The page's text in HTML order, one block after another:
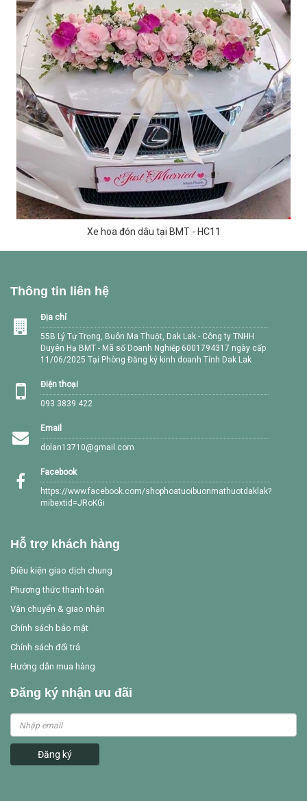
Xe hoa đón dâu tại BMT - HC11
Thông tin liên hệ
Địa chỉ
55B Lý Tự Trọng, Buôn Ma Thuột, Dak Lak - Công ty TNHH
Duyên Hạ BMT - Mã số Doanh Nghiệp 6001794317 ngày cấp
11/06/2025 Tại Phòng Đăng ký kinh doanh Tỉnh Dak Lak
Điện thoại
093 3839 422
Email
dolan13710@gmail.com
Facebook
https://www.facebook.com/shophoatuoibuonmathuotdaklak?
mibextid=JRoKGi
Hỗ trợ khách hàng
Điều kiện giao dịch chung
Phương thức thanh toán
Vận chuyển & giao nhận
Chính sách bảo mật
Chính sách đổi trả
Hướng dẫn mua hàng
Đăng ký nhận ưu đãi
Đăng ký